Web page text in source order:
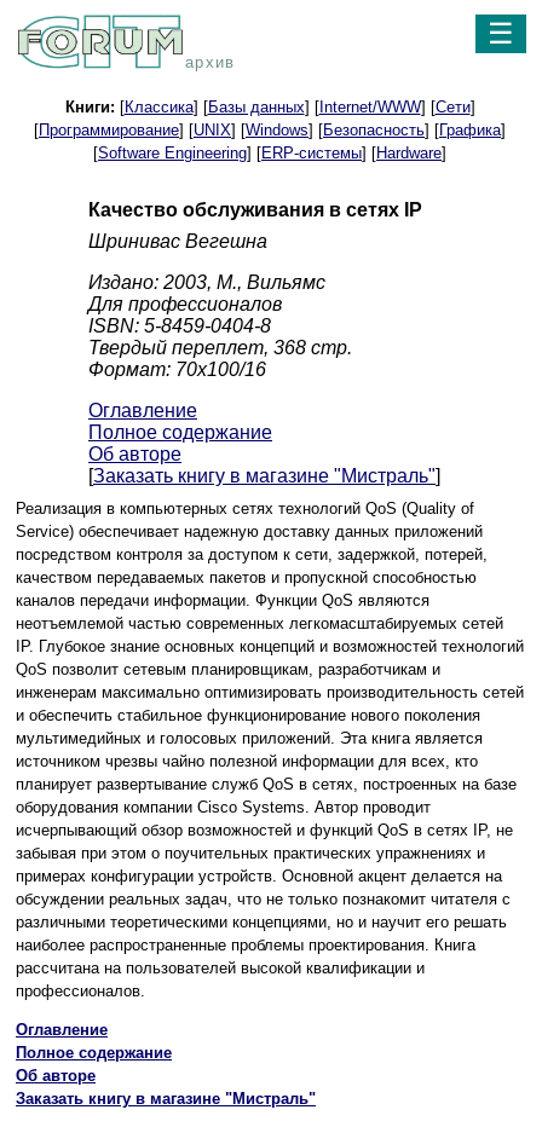
архив
☰
Книги: [Классика] [Базы данных] [Internet/WWW] [Сети]
[Программирование] [UNIX] [Windows] [Безопасность] [Графика]
[Software Engineering] [ERP-системы] [Hardware]
Качество обслуживания в сетях IP
Шринивас Вегешна
Издано: 2003, М., Вильямс
Для профессионалов
ISBN: 5-8459-0404-8
Твердый переплет, 368 стр.
Формат: 70x100/16
Оглавление
Полное содержание
Об авторе
[Заказать книгу в магазине "Мистраль"]
Реализация в компьютерных сетях технологий QoS (Quality of
Service) обеспечивает надежную доставку данных приложений
посредством контроля за доступом к сети, задержкой, потерей,
качеством передаваемых пакетов и пропускной способностью
каналов передачи информации. Функции QoS являются
неотъемлемой частью современных легкомасштабируемых сетей
IP. Глубокое знание основных концепций и возможностей технологий
QoS позволит сетевым планировщикам, разработчикам и
инженерам максимально оптимизировать производительность сетей
и обеспечить стабильное функционирование нового поколения
мультимедийных и голосовых приложений. Эта книга является
источником чрезвы чайно полезной информации для всех, кто
планирует развертывание служб QoS в сетях, построенных на базе
оборудования компании Cisco Systems. Автор проводит
исчерпывающий обзор возможностей и функций QoS в сетях IP, не
забывая при этом о поучительных практических упражнениях и
примерах конфигурации устройств. Основной акцент делается на
обсуждении реальных задач, что не только познакомит читателя с
различными теоретическими концепциями, но и научит его решать
наиболее распространенные проблемы проектирования. Книга
рассчитана на пользователей высокой квалификации и
профессионалов.
Оглавление
Полное содержание
Об авторе
Заказать книгу в магазине "Мистраль"